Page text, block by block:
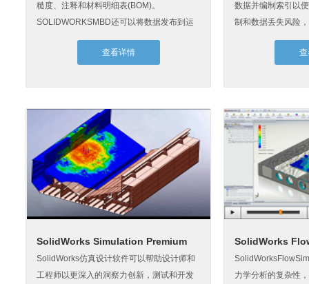
糙度、注释和材料明细表(BOM)。
SOLIDWORKSMBD还可以将数据发布到运
用广泛的格式，...
查看详情
数据并编制索引以
制和数据丢失风险
在线共享和协同...
SolidWorks Simulation Premium
SolidWorks仿真设计软件可以帮助设计师和
工程师以更深入的洞察力创新，测试和开发
SolidWorks
力学分析的复杂性